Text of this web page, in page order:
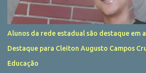
Alunos da rede estadual são destaque em
Destaque para Cleiton Augusto Campos
Educação